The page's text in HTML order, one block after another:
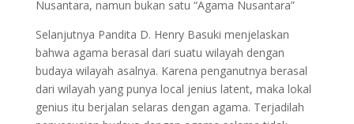
Nusantara, namun bukan satu “Agama Nusantara”
Selanjutnya Pandita D. Henry Basuki menjelaskan
bahwa agama berasal dari suatu wilayah dengan
budaya wilayah asalnya. Karena penganutnya berasal
dari wilayah yang punya local jenius latent, maka lokal
genius itu berjalan selaras dengan agama. Terjadilah